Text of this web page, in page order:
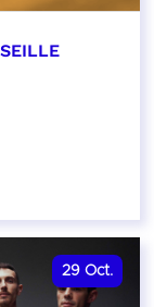
29 Oct.